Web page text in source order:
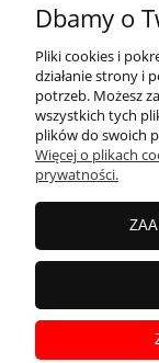
Rozliczenia transakcji
Dbamy o
Pliki cookies i
działanie strony i
potrzeb. Możesz
wszystkich tych
plików do swoich
Więcej o plikach
prywatności.